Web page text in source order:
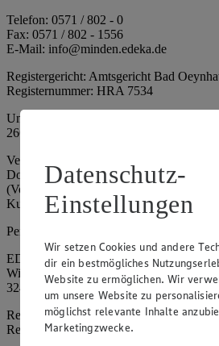
Telefon: 0571 / 802 - 0
Fax: 0571 / 802 - 1556
E-Mail: info@minden.edeka.de
Registergericht: Amtsgericht Bad
Registernummer: HRA 7534
Umsatzsteuer-Identifikationsnummer
266067317
Vertretungsberechtigte: Mark Rosenkranz
Dominique Klingsiek
(Vorstandsmitglied), Stephan Wohler
Kuhlmann (Aufsichtsratsvorsitzender)
Persönlich haftende Gesellschafterin:
EDEKA Minden-Hannover Holding
Wittelsbacherallee 61
32427 Minden
Registergericht: Amtsgericht Bad
Registernummer: HRB 4086
Datenschutz-
Einstellungen
Wir setzen Cookies und andere
dir ein bestmögliches
Website zu ermöglichen. Wir
um unsere Website zu
möglichst relevante Inhalte
Marketingzwecke.